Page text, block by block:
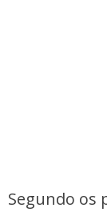
Segundo os